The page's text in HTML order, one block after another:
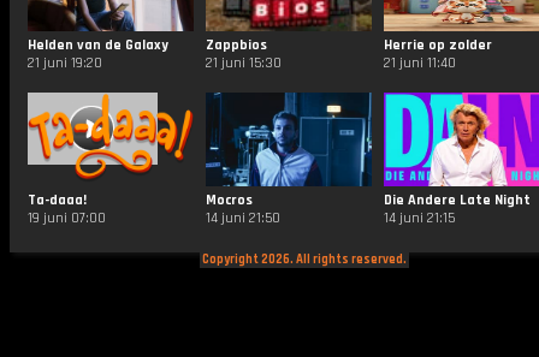
Helden van de Galaxy
21 juni 19:20
Zappbios
21 juni 15:30
Herrie op zolder
21 juni 11:40
Ta-daaa!
19 juni 07:00
Mocros
14 juni 21:50
Die Andere Late Night
14 juni 21:15
Copyright 2026. All rights reserved.